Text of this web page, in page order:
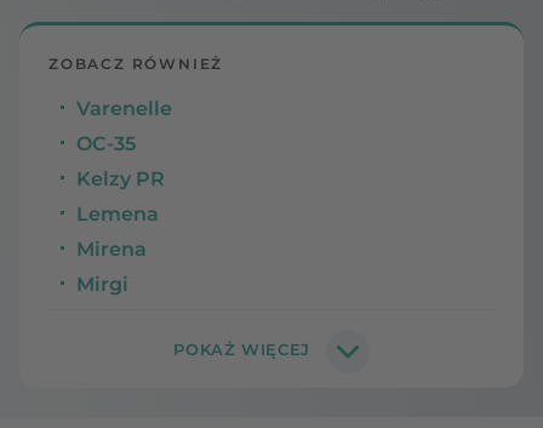
ZOBACZ RÓWNIEŻ
Varenelle
OC-35
Kelzy PR
Lemena
Mirena
Mirgi